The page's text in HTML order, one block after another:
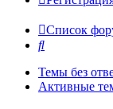
Список
Поиск
Темы без
Активные